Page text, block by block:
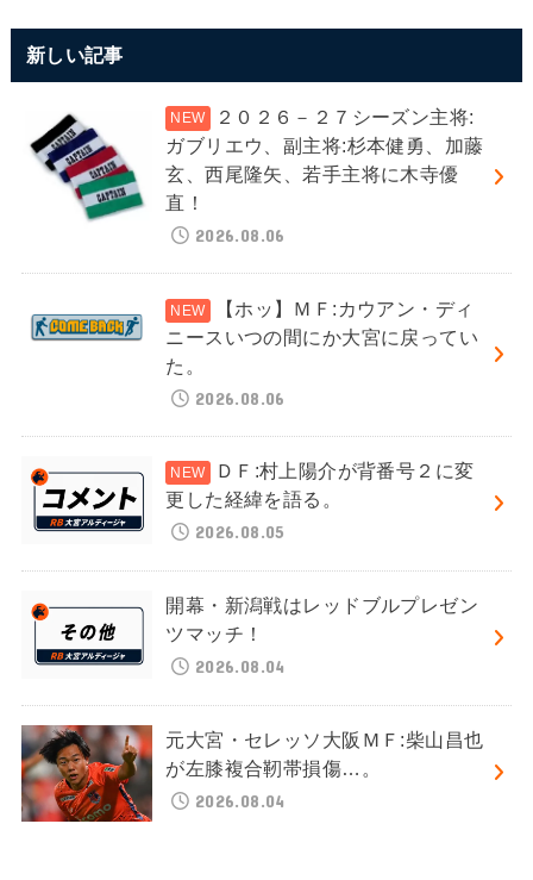
新しい記事
２０２６－２７シーズン主将:
ガブリエウ、副主将:杉本健勇、加藤
玄、西尾隆矢、若手主将に木寺優
直！
2026.08.06
【ホッ】ＭＦ:カウアン・ディ
ニースいつの間にか大宮に戻ってい
た。
2026.08.06
ＤＦ:村上陽介が背番号２に変
更した経緯を語る。
2026.08.05
開幕・新潟戦はレッドブルプレゼン
ツマッチ！
2026.08.04
元大宮・セレッソ大阪ＭＦ:柴山昌也
が左膝複合靭帯損傷…。
2026.08.04